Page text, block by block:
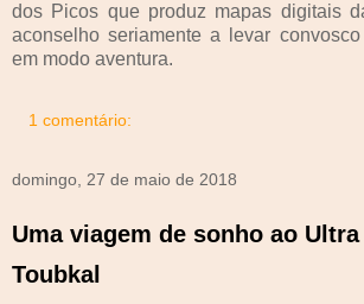
dos Picos que produz mapas digitais
aconselho seriamente a levar
em modo aventura.
1 comentário:
domingo, 27 de maio de 2018
Uma viagem de sonho ao
Toubkal